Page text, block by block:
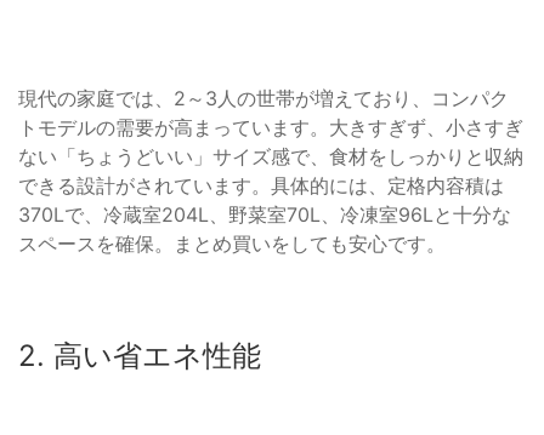
現代の家庭では、2～3人の世帯が増えており、コンパク
トモデルの需要が高まっています。大きすぎず、小さすぎ
ない「ちょうどいい」サイズ感で、食材をしっかりと収納
できる設計がされています。具体的には、定格内容積は
370Lで、冷蔵室204L、野菜室70L、冷凍室96Lと十分な
スペースを確保。まとめ買いをしても安心です。
2. 高い省エネ性能